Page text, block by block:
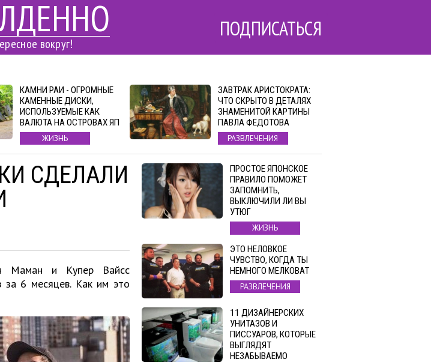
вокруг!
ПОДПИСАТЬСЯ
КАМНИ РАИ - ОГРОМНЫЕ
КАМЕННЫЕ ДИСКИ,
ИСПОЛЬЗУЕМЫЕ КАК
ВАЛЮТА НА ОСТРОВАХ ЯП
ЖИЗНЬ
ЗАВТРАК АРИСТОКРАТА:
ЧТО СКРЫТО В ДЕТАЛЯХ
ЗНАМЕНИТОЙ КАРТИНЫ
ПАВЛА ФЕДОТОВА
РАЗВЛЕЧЕНИЯ
СДЕЛАЛИ
Маман и Купер Вайсс
за 6 месяцев. Как им это
ПРОСТОЕ ЯПОНСКОЕ
ПРАВИЛО ПОМОЖЕТ
ЗАПОМНИТЬ,
ВЫКЛЮЧИЛИ ЛИ ВЫ
УТЮГ
ЖИЗНЬ
ЭТО НЕЛОВКОЕ
ЧУВСТВО, КОГДА ТЫ
НЕМНОГО МЕЛКОВАТ
РАЗВЛЕЧЕНИЯ
11 ДИЗАЙНЕРСКИХ
УНИТАЗОВ И
ПИССУАРОВ, КОТОРЫЕ
ВЫГЛЯДЯТ
НЕЗАБЫВАЕМО